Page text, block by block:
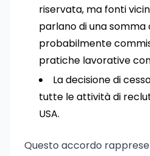
riservata, ma fonti
parlano di una somma
probabilmente
pratiche lavorative
La decisione di
tutte le attività di
USA.
Questo accordo